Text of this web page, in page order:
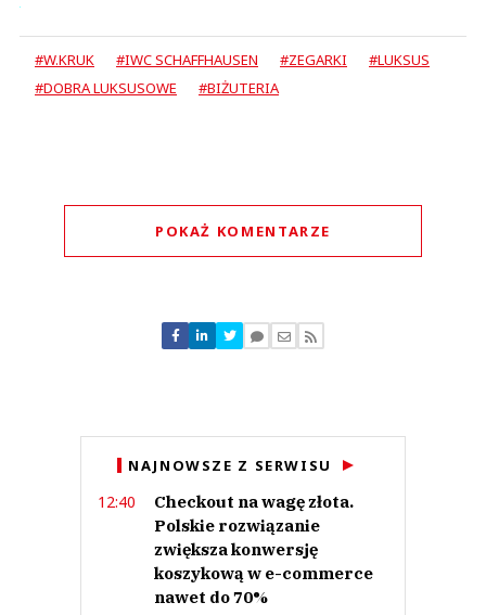
#W.KRUK #IWC SCHAFFHAUSEN #ZEGARKI
#LUKSUS
#DOBRA LUKSUSOWE
#BIŻUTERIA
POKAŻ KOMENTARZE
Nie znaleziono komentarzy
Zostaw swoje komentarze
NAJNOWSZE Z SERWISU
12:40
Checkout na wagę złota.
Polskie rozwiązanie
zwiększa konwersję
koszykową w e-commerce
nawet do 70%